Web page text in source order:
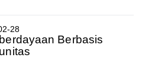
28
Berbasis